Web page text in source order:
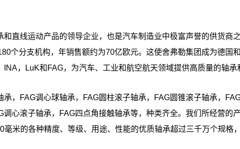
直线运动产品的领导企业，也是汽车制造业中极富声誉的供货商
个分支机构，年销售额约为70亿欧元。这使舍弗勒集团成为德国
，LuK和FAG，为汽车、工业和航空航天领域提供高质量的轴承
，FAG调心球轴承，FAG圆柱滚子轴承，FAG圆锥滚子轴承，
调心滚子轴承，FAG四点角接触轴承等，种类齐全。我们所经营的
米的各种精度、等级、用途、性能的优质轴承超过三千万个规格